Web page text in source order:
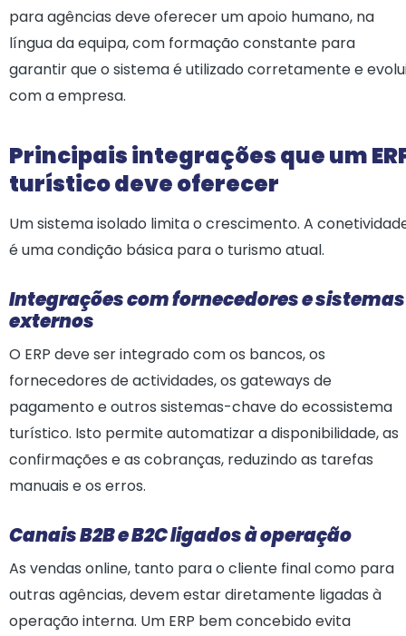
para agências deve oferecer um apoio humano, na
língua da equipa, com formação constante para
garantir que o sistema é utilizado corretamente e
com a empresa.
Principais integrações que um
turístico deve oferecer
Um sistema isolado limita o crescimento. A
é uma condição básica para o turismo atual.
Integrações com fornecedores e sistemas
externos
O ERP deve ser integrado com os bancos, os
fornecedores de actividades, os gateways de
pagamento e outros sistemas-chave do ecossistema
turístico. Isto permite automatizar a disponibilidade, as
confirmações e as cobranças, reduzindo as tarefas
manuais e os erros.
Canais B2B e B2C ligados à operação
As vendas online, tanto para o cliente final como para
outras agências, devem estar diretamente ligadas à
operação interna. Um ERP bem concebido evita